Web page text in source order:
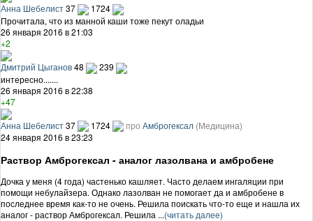
Анна Шебелист37
1724
Прочитала, что из манной каши тоже пекут оладьи
26 января 2016 в 21:03
+2
Дмитрий Цыганов48
239
интересно.......
26 января 2016 в 22:38
+47
Анна Шебелист37 1724 про Амброгексал (Медицина)
24 января 2016 в 23:23
Раствор Амброгексал - аналог лазолвана и амбробене
Дочка у меня (4 года) частенько кашляет. Часто делаем ингаляции при
помощи небулайзера. Однако лазолван не помогает да и амбробене в
последнее время как-то не очень. Решила поискать что-то еще и нашла их
аналог - раствор Амброгексал. Решила ...(читать далее)